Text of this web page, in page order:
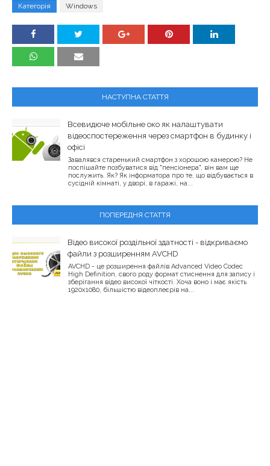
Категорія Windows
НАСТУПНА СТАТТЯ
Всевидюче мобільне око як налаштувати
відеоспостереження через смартфон в будинку і
офісі
Завалявся старенький смартфон з хорошою камерою? Не
поспішайте позбуватися від "пенсіонера", він вам ще
послужить. Як? Як інформатора про те, що відбувається в
сусідній кімнаті, у дворі, в гаражі, на...
ПОПЕРЕДНЯ СТАТТЯ
Відео високої роздільної здатності - відкриваємо
файли з розширенням AVCHD
AVCHD - це розширення файлів Advanced Video Codec
High Definition, свого роду формат стиснення для запису і
зберігання відео високої чіткості. Хоча воно і має якість
1920х1080, більшістю відеоплеєрів на...